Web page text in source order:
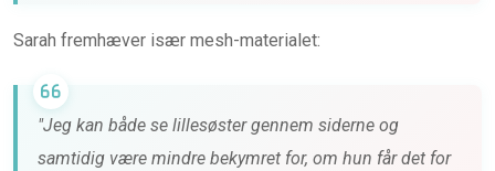
Sarah fremhæver især mesh-materialet:
"Jeg kan både se lillesøster gennem siderne og
samtidig være mindre bekymret for, om hun får det for